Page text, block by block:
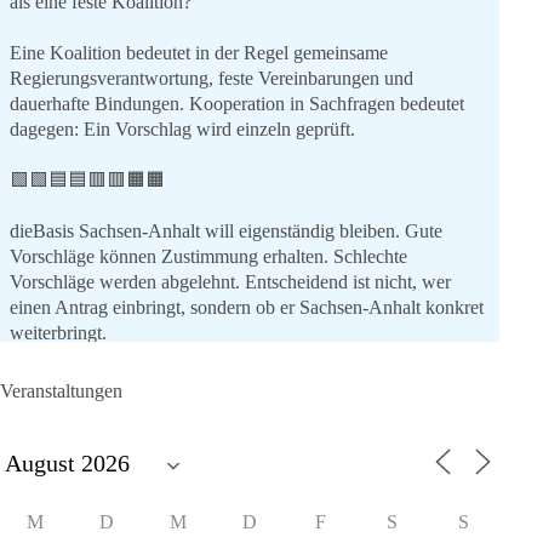
Eine Koalition bedeutet in der Regel gemeinsame
Regierungsverantwortung, feste Vereinbarungen und
dauerhafte Bindungen. Kooperation in Sachfragen bedeutet
dagegen: Ein Vorschlag wird einzeln geprüft.
🟩🟩🟦🟦🟥🟥🟧🟧
dieBasis Sachsen-Anhalt will eigenständig bleiben. Gute
Vorschläge können Zustimmung erhalten. Schlechte
Vorschläge werden abgelehnt. Entscheidend ist nicht, wer
einen Antrag einbringt, sondern ob er Sachsen-Anhalt konkret
weiterbringt.
Ablehnung. Keine politische Verschmelzung.
Entscheidungen? 👇
#dieBasis #SachsenAnhalt #Landtagswahl2026
#Kooperation
Veranstaltungen
M D M D F S S